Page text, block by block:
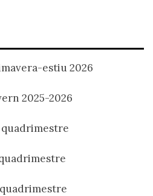
estiu 2026
2025-2026
quadrimestre
quadrimestre